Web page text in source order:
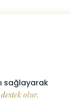
sağlayarak
olur.